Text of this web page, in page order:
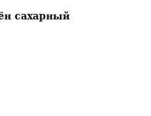
сахарный